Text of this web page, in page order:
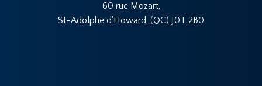
60 rue Mozart,
St-Adolphe d'Howard, (QC) J0T 2B0